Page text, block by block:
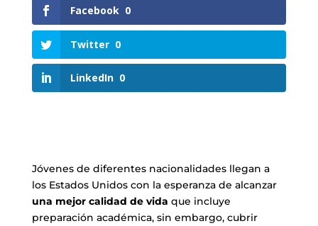
Facebook 0
Twitter 0
LinkedIn 0
Jóvenes de diferentes nacionalidades llegan a
los Estados Unidos con la esperanza de alcanzar
una mejor calidad de vida que incluye
preparación académica, sin embargo, cubrir